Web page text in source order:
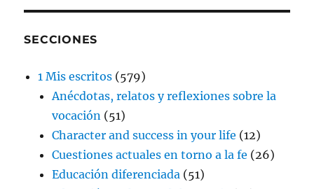
SECCIONES
1 Mis escritos (579)
Anécdotas, relatos y reflexiones sobre la
vocación (51)
Character and success in your life (12)
Cuestiones actuales en torno a la fe (26)
Educación diferenciada (51)